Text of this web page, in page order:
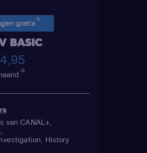
gratis(1)
BASIC
(2)
van CANAL+,
History